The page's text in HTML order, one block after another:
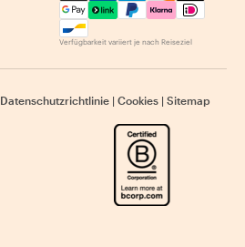
Verfügbarkeit variiert je nach Reiseziel
Datenschutzrichtlinie | Cookies | Sitemap